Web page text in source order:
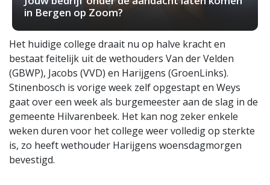
in Bergen op Zoom?
Het huidige college draait nu op halve kracht en
bestaat feitelijk uit de wethouders Van der Velden
(GBWP), Jacobs (VVD) en Harijgens (GroenLinks).
Stinenbosch is vorige week zelf opgestapt en Weys
gaat over een week als burgemeester aan de slag in de
gemeente Hilvarenbeek. Het kan nog zeker enkele
weken duren voor het college weer volledig op sterkte
is, zo heeft wethouder Harijgens woensdagmorgen
bevestigd.